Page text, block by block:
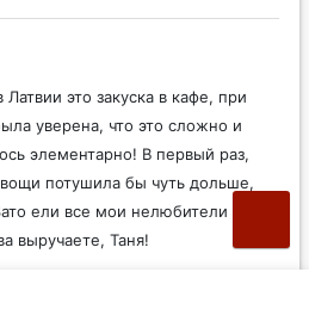
это закуска в кафе, при
уверена, что это сложно и
элементарно! В первый раз,
потушила бы чуть дольше,
ели все мои нелюбители
выручаете, Таня!